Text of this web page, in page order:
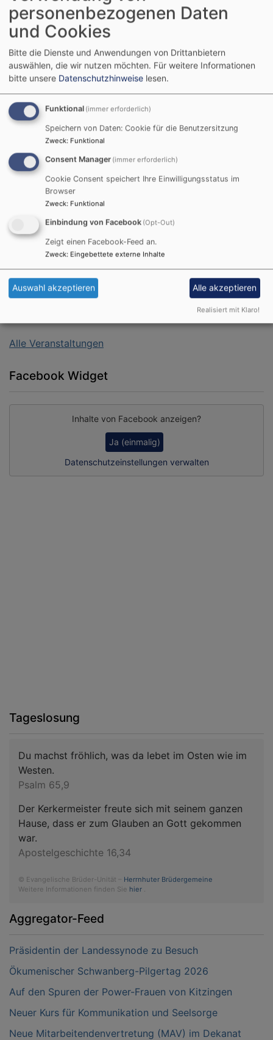
Öffentliches Fränkisches Sänger- und
Musikantentreffen auf dem Schwanberg
Sr. Dorothea Krauß CCR
So, 6.9. 15:30-16:45 Uhr
Schloss- und Kirchenführung auf dem Schwanberg
Sr. Dorothea Krauß CCR
Treffpunkt am Brunnen vor der St. Michaelskirche
Alle Veranstaltungen
Facebook Widget
Inhalte von Facebook anzeigen?
Ja (einmalig)
Datenschutzeinstellungen verwalten
Tageslosung
Du machst fröhlich, was da lebet im Osten wie im
Westen.
Psalm 65,9
Der Kerkermeister freute sich mit seinem ganzen
Hause, dass er zum Glauben an Gott gekommen
war.
Apostelgeschichte 16,34
© Evangelische Brüder-Unität – Herrnhuter Brüdergemeine
Weitere Informationen finden Sie hier .
Aggregator-Feed
Präsidentin der Landessynode zu Besuch
Ökumenischer Schwanberg-Pilgertag 2026
Auf den Spuren der Power-Frauen von Kitzingen
Neuer Kurs für Kommunikation und Seelsorge
Neue Mitarbeitendenvertretung (MAV) im Dekanat
personenbezogenen Daten
und Cookies
Bitte die Dienste und Anwendungen von Drittanbietern
auswählen, die wir nutzen möchten. Für weitere Informationen
bitte unsere Datenschutzhinweise lesen.
Funktional (immer erforderlich)
Speichern von Daten: Cookie für die Benutzersitzung
Zweck: Funktional
Consent Manager (immer erforderlich)
Cookie Consent speichert Ihre Einwilligungsstatus im
Browser
Zweck: Funktional
Einbindung von Facebook (Opt-Out)
Zeigt einen Facebook-Feed an.
Zweck: Eingebettete externe Inhalte
Auswahl akzeptieren Alle akzeptieren
Realisiert mit Klaro!